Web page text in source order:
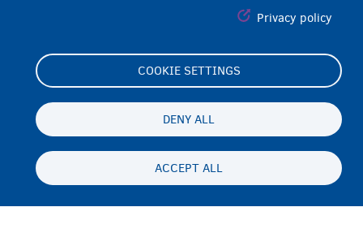
Privacy policy
COOKIE SETTINGS
DENY ALL
ACCEPT ALL
Footer
(menu)
Cookie Settings
محرمیت او سلب مسئولیت
PS
Persistent
menu